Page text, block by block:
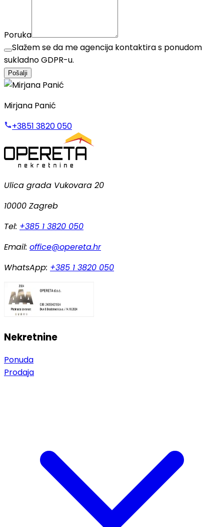
Poruka
Slažem se da me agencija kontaktira s ponudom
sukladno GDPR-u.
Pošalji
Mirjana Panić
+3851 3820 050
Ulica grada Vukovara 20
10000 Zagreb
Tel: +385 1 3820 050
Email: office@opereta.hr
WhatsApp: +385 1 3820 050
Nekretnine
Ponuda
Prodaja